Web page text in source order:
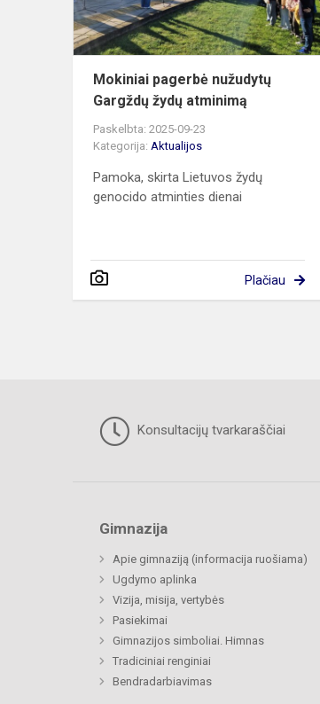
Mokiniai pagerbė nužudytų
Gargždų žydų atminimą
Paskelbta: 2025-09-23
Kategorija: Aktualijos
Pamoka, skirta Lietuvos žydų
genocido atminties dienai
Plačiau
Konsultacijų tvarkaraščiai
Gimnazija
Apie gimnaziją (informacija ruošiama)
Ugdymo aplinka
Vizija, misija, vertybės
Pasiekimai
Gimnazijos simboliai. Himnas
Tradiciniai renginiai
Bendradarbiavimas